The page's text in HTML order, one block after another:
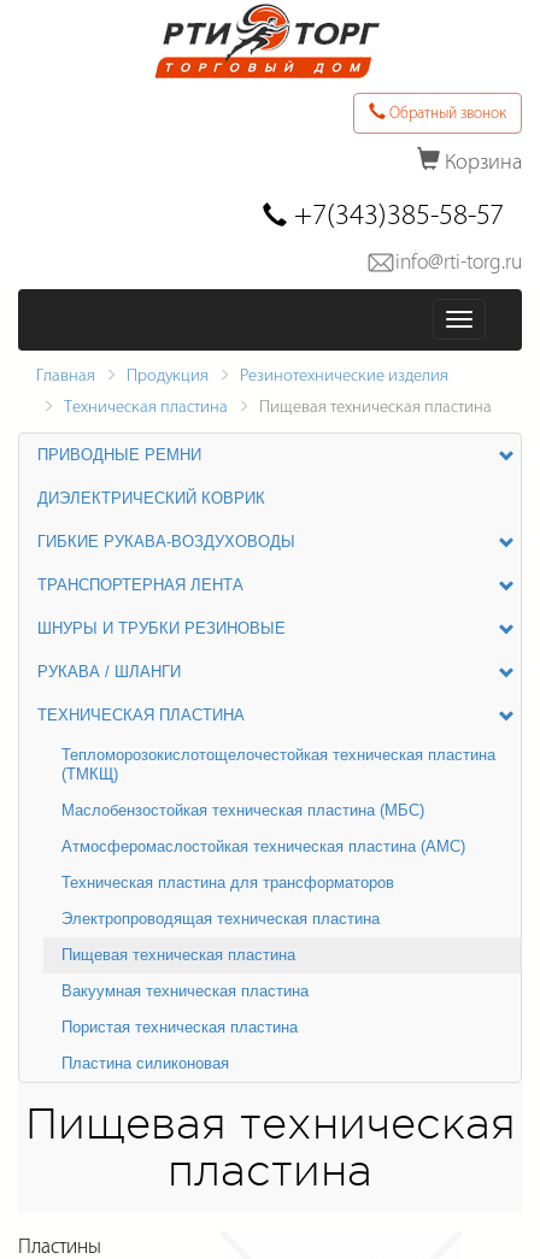
Обратный звонок
Корзина
Последние товары в заказе
Оформить заказ
+7(343)385-58-57
info@rti-torg.ru
Меню
Главная Продукция
Резинотехнические изделия
Техническая пластина
Пищевая техническая пластина
ПРИВОДНЫЕ РЕМНИ
ДИЭЛЕКТРИЧЕСКИЙ КОВРИК
ГИБКИЕ РУКАВА-ВОЗДУХОВОДЫ
ТРАНСПОРТЕРНАЯ ЛЕНТА
ШНУРЫ И ТРУБКИ РЕЗИНОВЫЕ
РУКАВА / ШЛАНГИ
ТЕХНИЧЕСКАЯ ПЛАСТИНА
Тепломорозокислотощелочестойкая техническая пластина
(ТМКЩ)
Маслобензостойкая техническая пластина (МБС)
Атмосферомаслостойкая техническая пластина (АМС)
Техническая пластина для трансформаторов
Электропроводящая техническая пластина
Пищевая техническая пластина
Вакуумная техническая пластина
Пористая техническая пластина
Пластина силиконовая
Пищевая техническая
пластина
Пластины